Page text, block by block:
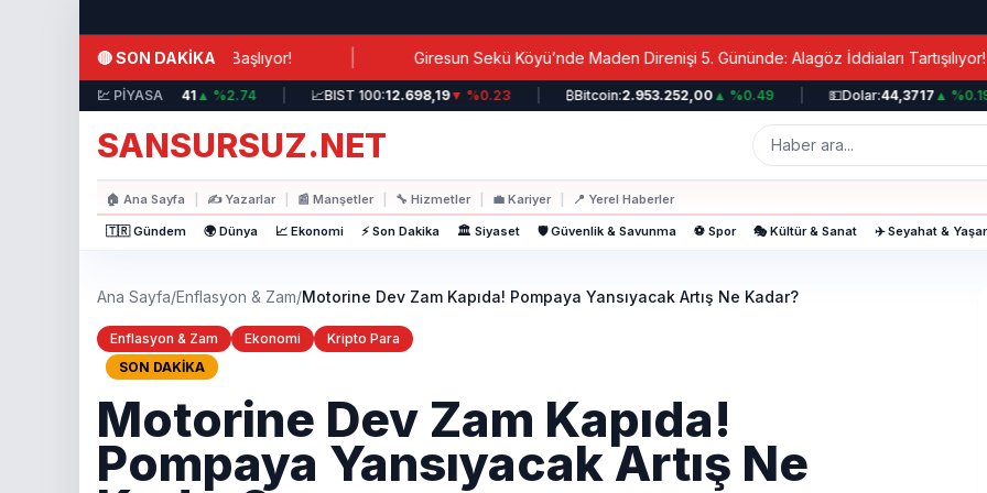
🔴 SON DAKİKA
Yeni Dönem Başlıyor! | Giresun Sekü Köyü’nde Maden Direnişi 5. Gününde: Alagöz İddiaları Tartışılıyor! |
💹 PİYASA
Altın (Gram):6.417,41▲ %2.74 | BIST 100:12.698,19▼ %0.23 | Bitcoin:2.953.252,00▲ %0.49 | Dolar:44,3717▲ %0.19 |
SANSURSUZ.NET
🏠 Ana Sayfa ✍️Yazarlar 📰 Manşetler 🔧 Hizmetler 💼 Kariyer 📍 Yerel Haberler
🇹🇷 Gündem 🌍 Dünya 📈 Ekonomi ⚡ Son Dakika 🏛️ Siyaset 🛡️ Güvenlik & Savunma ⚽ Spor 🎭 Kültür & Sanat ✈️ Seyahat &
Ana Sayfa/Enflasyon & Zam/Motorine Dev Zam Kapıda! Pompaya Yansıyacak Artış Ne Kadar?
Enflasyon & Zam Ekonomi
Kripto Para
SON DAKİKA
Motorine Dev Zam Kapıda!
Pompaya Yansıyacak Artış Ne